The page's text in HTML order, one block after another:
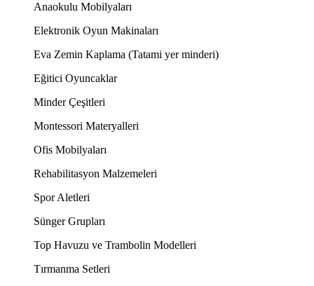
Anaokulu Mobilyaları
Elektronik Oyun Makinaları
Eva Zemin Kaplama (Tatami yer minderi)
Eğitici Oyuncaklar
Minder Çeşitleri
Montessori Materyalleri
Ofis Mobilyaları
Rehabilitasyon Malzemeleri
Spor Aletleri
Sünger Grupları
Top Havuzu ve Trambolin Modelleri
Tırmanma Setleri